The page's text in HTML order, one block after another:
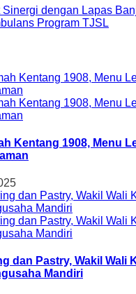
Sinergi dengan Lapas
Program TJSL
Kentang 1908, Menu
dan Pastry, Wakil Wali
Mandiri